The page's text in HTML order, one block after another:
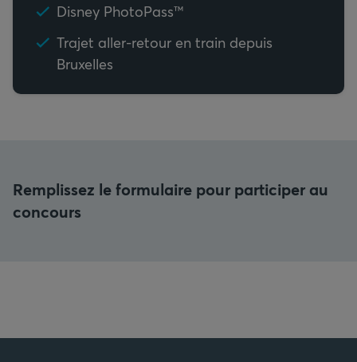
Disney PhotoPass™
Trajet aller-retour en train depuis
Bruxelles
Remplissez le formulaire pour participer au
concours